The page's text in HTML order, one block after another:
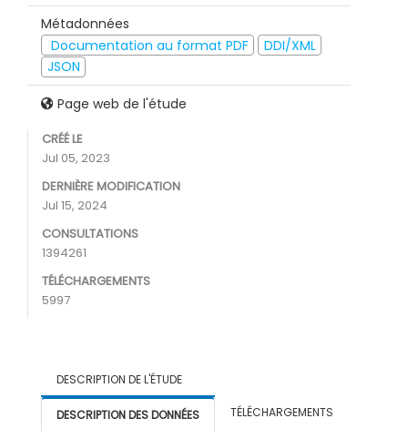
Métadonnées
Documentation au format PDF
DDI/XML
JSON
Page web de l'étude
CRÉÉ LE
Jul 05, 2023
DERNIÈRE MODIFICATION
Jul 15, 2024
CONSULTATIONS
1394261
TÉLÉCHARGEMENTS
5997
DESCRIPTION DE L'ÉTUDE
DESCRIPTION DES DONNÉES TÉLÉCHARGEMENTS